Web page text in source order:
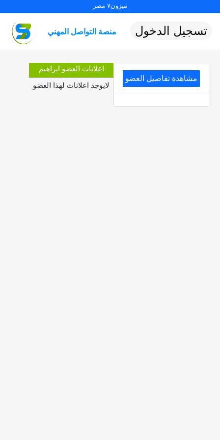
ميزون٧ مصر
منصة التواصل المهني تسجيل الدخول
مشاهدة تفاصيل العضو
اعلانات العضو ابراهيم
لايوجد اعلانات لهذا العضو